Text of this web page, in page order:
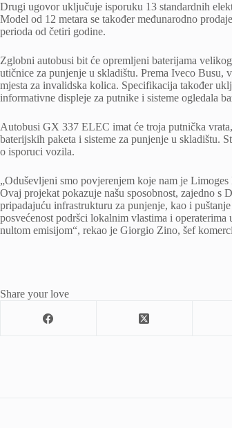
Drugi ugovor uključuje isporuku 13 standardnih
Model od 12 metara se također međunarodno
perioda od četiri godine.
Zglobni autobusi bit će opremljeni baterijama
utičnice za punjenje u skladištu. Prema Iveco
mjesta za invalidska kolica. Specifikacija također
informativne displeje za putnike i sisteme ogledala
Autobusi GX 337 ELEC imat će troja putnička
baterijskih paketa i sisteme za punjenje u skladištu.
o isporuci vozila.
„Oduševljeni smo povjerenjem koje nam je
Ovaj projekat pokazuje našu sposobnost, zajedno
pripadajuću infrastrukturu za punjenje, kao i
posvećenost podršci lokalnim vlastima i
nultom emisijom“, rekao je Giorgio Zino, šef
Share your love